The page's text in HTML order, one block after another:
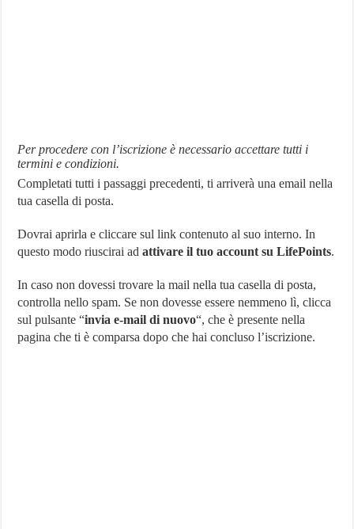
Per procedere con l’iscrizione è necessario accettare tutti i
termini e condizioni.
Completati tutti i passaggi precedenti, ti arriverà una email nella
tua casella di posta.
Dovrai aprirla e cliccare sul link contenuto al suo interno. In
questo modo riuscirai adattivare il tuo account su LifePoints.
In caso non dovessi trovare la mail nella tua casella di posta,
controlla nello spam. Se non dovesse essere nemmeno lì, clicca
sul pulsante “invia e-mail di nuovo“, che è presente nella
pagina che ti è comparsa dopo che hai concluso l’iscrizione.